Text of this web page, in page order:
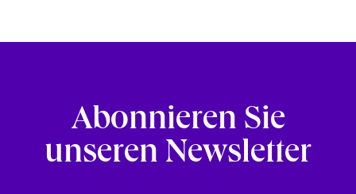
Abonnieren Sie
unseren Newsletter